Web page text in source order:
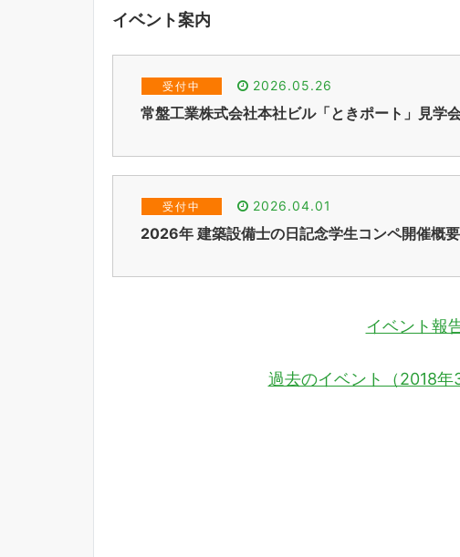
イベント案内
受付中 2026.05.26
常盤工業株式会社本社ビル「ときポート」見学
受付中 2026.04.01
2026年 建築設備士の日記念学生コンペ開催概要
イベント報
過去のイベント（2018